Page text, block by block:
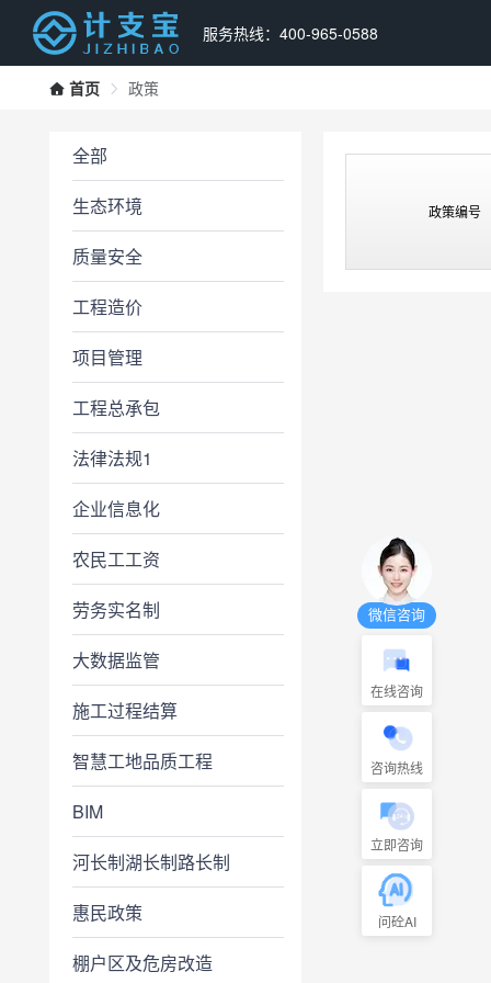
服务热线：400-965-0588
首页 政策
全部
生态环境
质量安全
工程造价
项目管理
工程总承包
法律法规1
企业信息化
农民工工资
劳务实名制
大数据监管
施工过程结算
智慧工地品质工程
BIM
河长制湖长制路长制
惠民政策
棚户区及危房改造
政策编号
微信咨询
在线咨询
咨询热线
立即咨询
问砼AI